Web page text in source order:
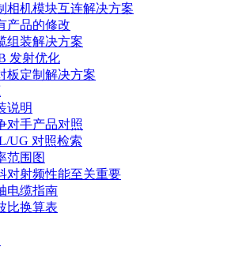
相机模块互连解决方案
产品的修改
组装解决方案
发射优化
板定制解决方案
说明
对手产品对照
UG 对照检索
范围图
对射频性能至关重要
电缆指南
比换算表